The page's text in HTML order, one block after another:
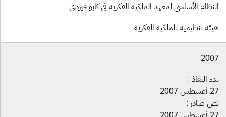
الأساسي لمعهد الملكية الفكرية في كابو فيردي
تنظيمية للملكية الفكرية
النفاذ :
صادر :